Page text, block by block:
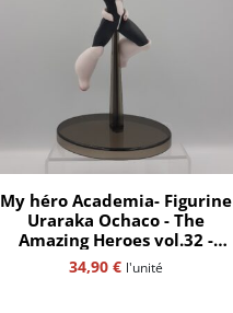
My héro Academia- Figurine
Uraraka Ochaco - The
Amazing Heroes vol.32 -
Bandaï namco
34,90 € l'unité